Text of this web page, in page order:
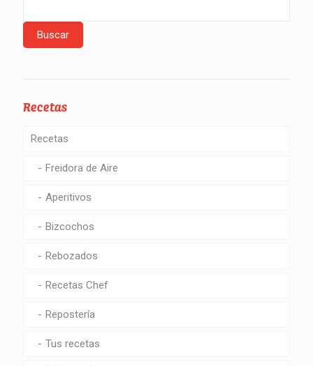
Recetas
Recetas
Freidora de Aire
Aperitivos
Bizcochos
Rebozados
Recetas Chef
Repostería
Tus recetas